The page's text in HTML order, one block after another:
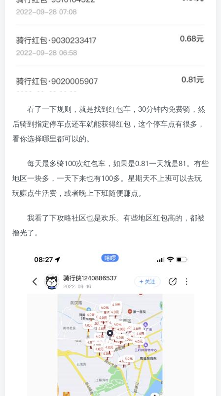
看了一下规则，就是找到红包车，30分钟内免费骑，然
后骑到指定停车点还车就能获得红包，这个停车点有很多，
看你选择哪里都可以的。
每天最多骑100次红包车，如果是0.81一天就是81。有些
地区一块多，一天下来也有100多。星期天不上班可以去玩
玩赚点生活费，或者晚上下班随便赚点。
我看了下攻略社区也是欢乐。有些地区红包高的，都被
撸光了。